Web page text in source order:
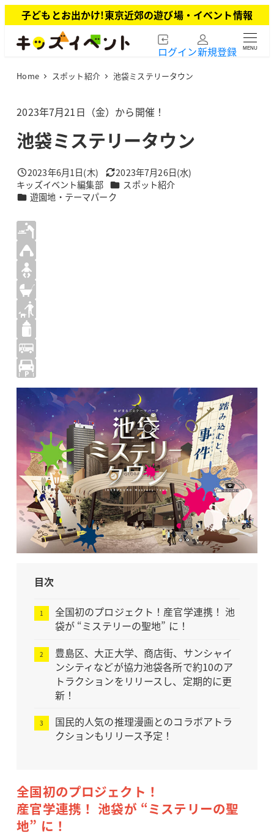
イ
子どもとお出かけ!東京近郊の遊び場・イベント情報
ログイン新規登録 MENU
Home スポット紹介 池袋ミステリータウン
2023年7月21日（金）から開催！
池袋ミステリータウン
投稿日
2023年6月1日(木) 更新日
2023年7月26日(水)
著
者
キッズイベント編集部 カテゴリー
スポット紹介
カテゴリー
遊園地・テーマパーク
目次
全国初のプロジェクト！産官学連携！ 池
袋が “ミステリーの聖地” に！
豊島区、大正大学、商店街、サンシャイ
ンシティなどが協力池袋各所で約10のア
トラクションをリリースし、定期的に更
新！
国民的人気の推理漫画とのコラボアトラ
クションもリリース予定！
全国初のプロジェクト！
産官学連携！ 池袋が “ミステリーの聖
地” に！